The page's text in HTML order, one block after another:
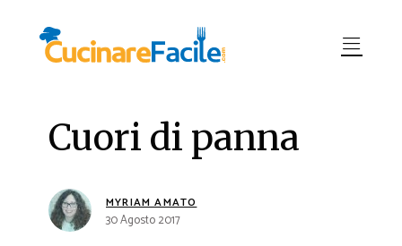
Cuori di panna
MYRIAM AMATO
30 Agosto 2017